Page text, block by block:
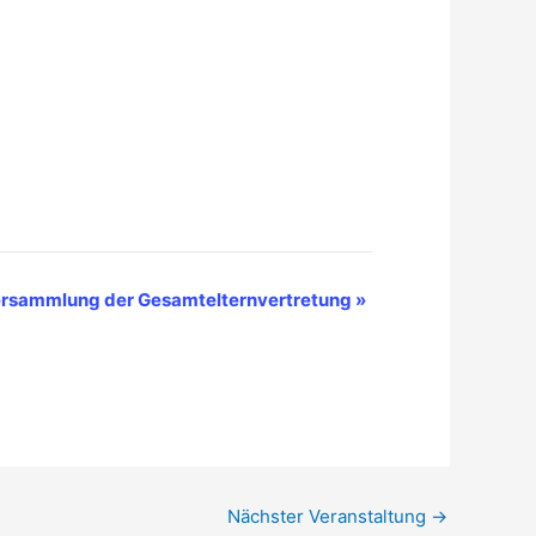
der Gesamtelternvertretung »
Nächster Veranstaltung →